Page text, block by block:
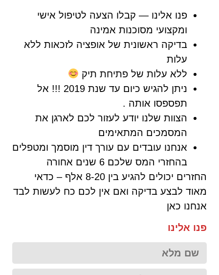
פנו אלינו — קבלו הצעה לטיפול אישי
ומקצועי מסוכנות אמינה
בדיקה ראשונית של אופציה לזכאות ללא
עלות
ללא עלות של פתיחת תיק
ניתן להגיש כיום עד שנת 2019 !!! אל
תפספסו אותה .
הצוות שלנו יודע לעזור לכם לארגן את
המסמכים המתאימים
אנחנו עובדים עם עורך דין מוסמך ומטפלים
בהחזרי המס שלכם 6 שנים אחורה
החזרים יכולים להגיע בין 8-20 אלף – כדאי
מאוד לבצע בדיקה ואם אין לכם כח לעשות לבד
אנחנו כאן
פנו אלינו